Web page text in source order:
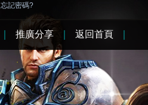
忘記密碼?